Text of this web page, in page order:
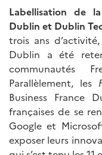
Labellisation de
Dublin et Dublin
trois ans
Dublin a été
communautés
Parallèlement, les
Business France
françaises de se
Google et
exposer leurs